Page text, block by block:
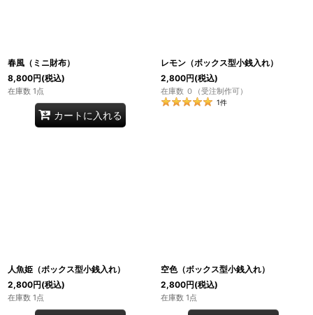
春風（ミニ財布）
8,800円(税込)
在庫数 1点
カートに入れる
レモン（ボックス型小銭入れ）
2,800円(税込)
在庫数 ０（受注制作可）
1件
人魚姫（ボックス型小銭入れ）
2,800円(税込)
在庫数 1点
空色（ボックス型小銭入れ）
2,800円(税込)
在庫数 1点